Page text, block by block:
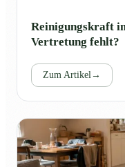
Reinigungskraft
Vertretung fehlt?
Zum Artikel→